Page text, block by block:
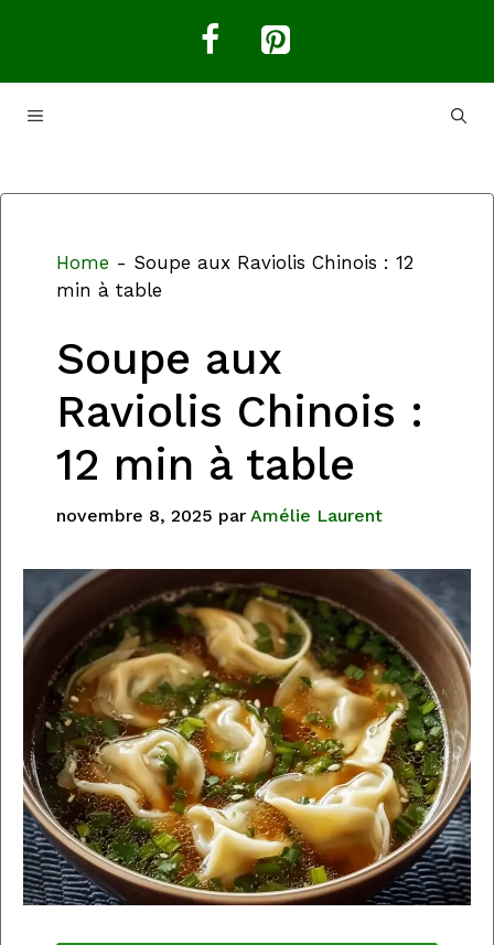
MENU
Home - Soupe aux Raviolis Chinois : 12
min à table
Soupe aux
Raviolis Chinois :
12 min à table
novembre 8, 2025 par Amélie Laurent